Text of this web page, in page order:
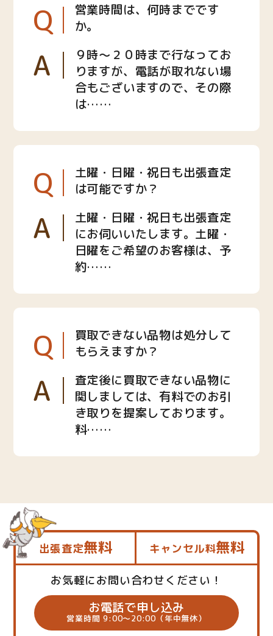
Q
営業時間は、何時までです
か。
A
９時〜２０時まで行なってお
りますが、電話が取れない場
合もございますので、その際
は……
Q
土曜・日曜・祝日も出張査定
は可能ですか？
A
土曜・日曜・祝日も出張査定
にお伺いいたします。土曜・
日曜をご希望のお客様は、予
約……
Q
買取できない品物は処分して
もらえますか？
A
査定後に買取できない品物に
関しましては、有料でのお引
き取りを提案しております。
料……
出張査定無料 キャンセル料無料
お気軽にお問い合わせください！
お電話で申し込み
営業時間 9:00～20:00（年中無休）